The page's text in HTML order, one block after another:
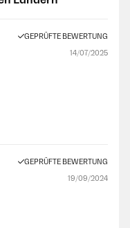
GEPRÜFTE BEWERTUNG
14/07/2025
GEPRÜFTE BEWERTUNG
19/09/2024